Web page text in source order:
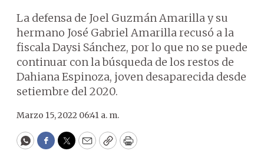
La defensa de Joel Guzmán Amarilla y su
hermano José Gabriel Amarilla recusó a la
fiscala Daysi Sánchez, por lo que no se puede
continuar con la búsqueda de los restos de
Dahiana Espinoza, joven desaparecida desde
setiembre del 2020.
Marzo 15, 2022 06:41 a. m.
WhatsApp
Facebook
Twitter
EmailCopyPrint